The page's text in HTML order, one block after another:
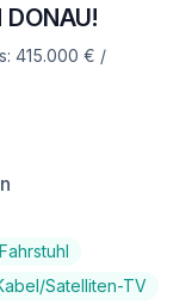
DONAU!
415.000 € /
Fahrstuhl
Satelliten-TV